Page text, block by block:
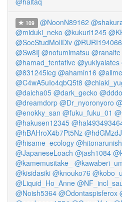
109 @NoonN89162
@miduki_neko @kukuri1245
@SocStudMollDiv
@Sw8Ij @notumimatsu @ranaite
@hamad_tentative @yukiyalates
@831245leg @ahamin16
@C4wA5uIo4qbQ5t8
@daicha05 @dark_gecko
@dreamdorp @Dr_nyoronyoro
@enokky_san @fuku_fuku_01
@hakusen12345
@hBAHroX4b7Pt5Nz
@hisame_ecology
@JapaneseLoach @jash1084
@kamemusitake_
@kisidasiki @knouko76
@Liquid_Ho_Anne
@Noish5364 @Odontaspisferox